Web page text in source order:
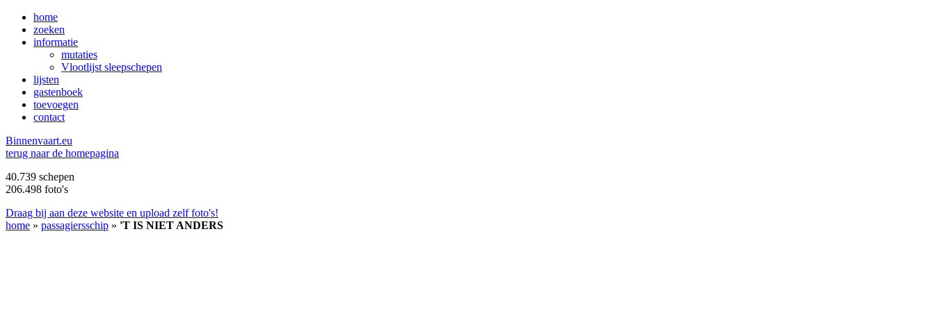
home
zoeken
informatie
mutaties
Vlootlijst sleepschepen
lijsten
gastenboek
toevoegen
contact
Binnenvaart.eu
terug naar de homepagina
40.739 schepen
206.498 foto's
Draag bij aan deze website en upload zelf foto's!
home » passagiersschip » 'T IS NIET ANDERS